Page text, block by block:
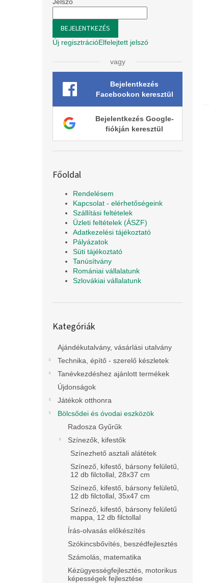
BEJELENTKEZÉS
Új regisztrációElfelejtett jelszó
vagy
Bejelentkezés
Facebookon keresztül
Bejelentkezés Google-
fiókján keresztül
Főoldal
Rendelésem
Kapcsolat - elérhetőségeink
Szállítási feltételek
Üzleti feltételek (ÁSZF)
Adatkezelési tájékoztató
Pályázatok
Süti tájékoztató
Tanúsítvány
Romániai vállalatunk
Szlovákiai vállalatunk
átugrása
Kategóriák
Ajándékutalvány, vásárlási utalvány
Technika, építő - szerelő készletek
Tanévkezdéshez ajánlott termékek
Újdonságok
Játékok otthonra
Bölcsődei és óvodai eszközök
Radosza Gyűrűk
Színezők, kifestők
Színezhető asztali alátétek
Színező, kifestő, bársony felületű,
12 db filctollal, 28x37 cm
Színező, kifestő, bársony felületű,
12 db filctollal, 35x47 cm
Színező, kifestő, bársony felületű
mappa, 12 db filctollal
Írás-olvasás előkészítés
Szókincsbővítés, beszédfejlesztés
Számolás, matematika
Kézügyességfejlesztés, motorikus
képességek fejlesztése